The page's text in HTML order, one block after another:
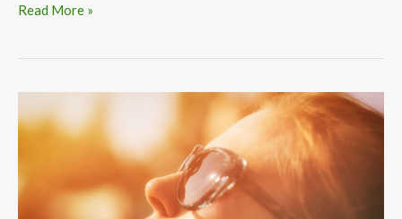
Read More »
bienestar
femenino
se